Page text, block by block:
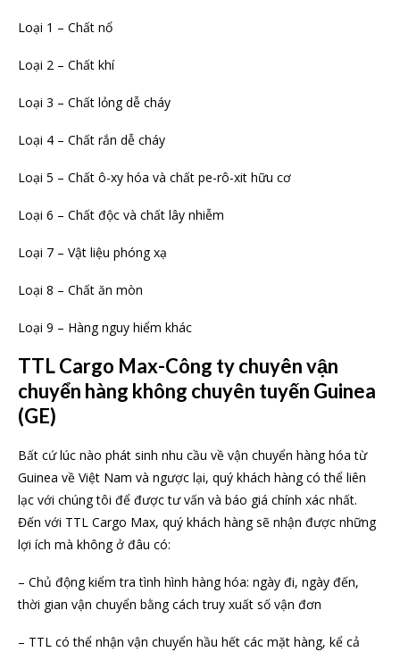
Loại 1 – Chất nổ
Loại 2 – Chất khí
Loại 3 – Chất lỏng dễ cháy
Loại 4 – Chất rắn dễ cháy
Loại 5 – Chất ô-xy hóa và chất pe-rô-xit hữu cơ
Loại 6 – Chất độc và chất lây nhiễm
Loại 7 – Vật liệu phóng xạ
Loại 8 – Chất ăn mòn
Loại 9 – Hàng nguy hiểm khác
TTL Cargo Max-Công ty chuyên vận
chuyển hàng không chuyên tuyến Guinea
(GE)
Bất cứ lúc nào phát sinh nhu cầu về vận chuyển hàng hóa từ
Guinea về Việt Nam và ngược lại, quý khách hàng có thể liên
lạc với chúng tôi để được tư vấn và báo giá chính xác nhất.
Đến với TTL Cargo Max, quý khách hàng sẽ nhận được những
lợi ích mà không ở đâu có:
– Chủ động kiểm tra tình hình hàng hóa: ngày đi, ngày đến,
thời gian vận chuyển bằng cách truy xuất số vận đơn
– TTL có thể nhận vận chuyển hầu hết các mặt hàng, kể cả